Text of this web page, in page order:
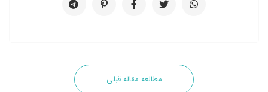
مطالعه مقاله قبلی